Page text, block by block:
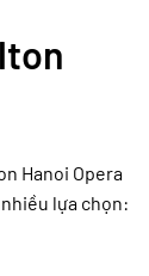
Hanoi Opera
lựa chọn: